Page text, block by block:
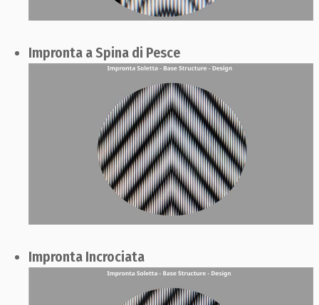
Impronta a Spina di Pesce
Impronta Incrociata